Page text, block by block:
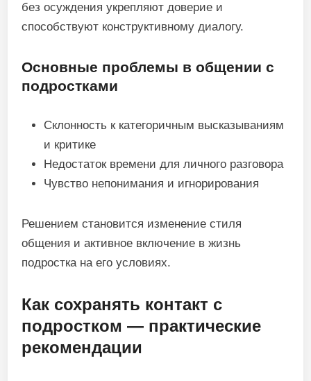
без осуждения укрепляют доверие и
способствуют конструктивному диалогу.
Основные проблемы в общении с
подростками
Склонность к категоричным высказываниям
и критике
Недостаток времени для личного разговора
Чувство непонимания и игнорирования
Решением становится изменение стиля
общения и активное включение в жизнь
подростка на его условиях.
Как сохранять контакт с
подростком — практические
рекомендации